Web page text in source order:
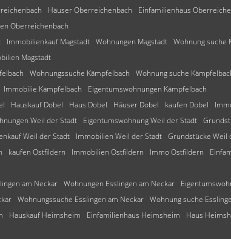
Häuser Oberreichenbach Einfamilienhaus
Oberreichenbach
Immobilienkauf Magstadt Wohnungen Magstadt Wohnung suche
Magstadt
Wohnungssuche Kämpfelbach Wohnung suche
Immobilie Kämpfelbach
Eigentumswohnungen Kämpfelbach
Hauskauf Dobel Haus Dobel Häuser Dobel kaufen Dobel
Weil der Stadt Eigentumswohnung Weil der Stadt
Weil der Stadt Immobilien Weil der Stadt Grundstücke Weil
kaufen Ostfildern Immobilien Ostfildern Immo Ostfildern
am Neckar Wohnungen Esslingen am Neckar
Wohnungssuche Esslingen am Neckar Wohnung suche
Hauskauf Heimsheim Einfamilienhaus Heimsheim Haus